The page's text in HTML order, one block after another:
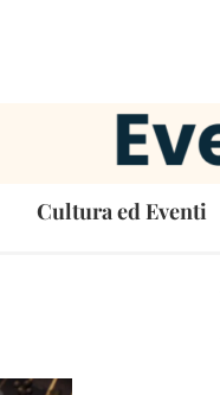
Cultura ed Eventi